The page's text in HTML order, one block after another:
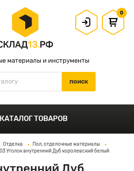
материалы и инструменты
0
КАТАЛОГ ТОВАРОВ
Отделка
Пол, отделочные материалы
Уголок внутренний Дуб королевский белый